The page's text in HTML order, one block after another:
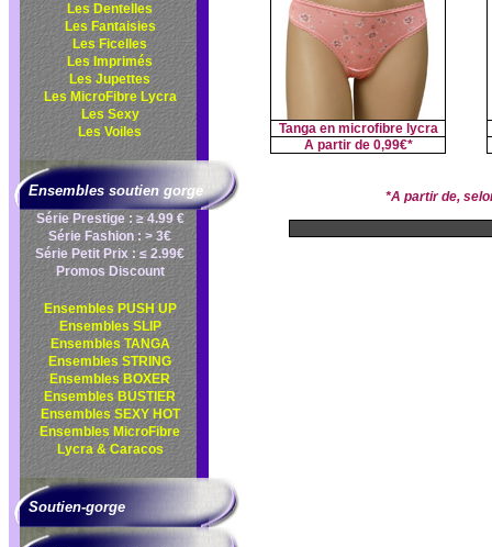
Les Dentelles
Les Fantaisies
Les Ficelles
Les Imprimés
Les Jupettes
Les MicroFibre Lycra
Les Sexy
Les Voiles
Ensembles soutien gorge
Série Prestige : ≥ 4.99 €
Série Fashion : > 3€
Série Petit Prix : ≤ 2.99€
Promos Discount
Ensembles PUSH UP
Ensembles SLIP
Ensembles TANGA
Ensembles STRING
Ensembles BOXER
Ensembles BUSTIER
Ensembles SEXY HOT
Ensembles MicroFibre
Lycra & Caracos
Soutien-gorge
Tanga en microfibre lycra
A partir de 0,99€*
*A partir de,